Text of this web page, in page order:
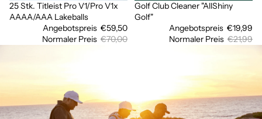
Ausverkauft
25 Stk. Titleist Pro V1/Pro V1x
AAAA/AAA Lakeballs
Angebotspreis €59,50
Normaler Preis €70,00
Sale
Golf Club Cleaner "AllShiny
Golf"
Angebotspreis €19,99
Normaler Preis €21,99